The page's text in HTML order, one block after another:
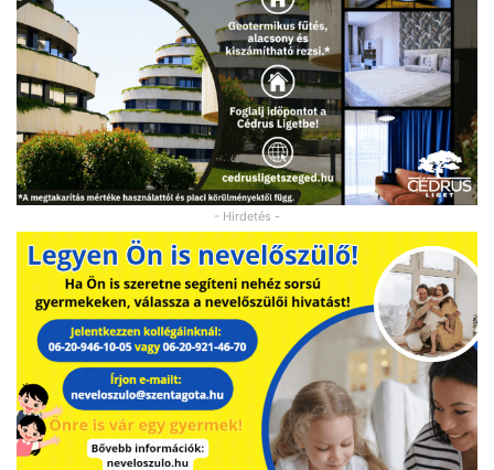
- Hirdetés -